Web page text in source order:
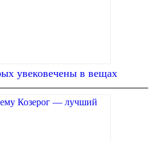
увековечены в вещах